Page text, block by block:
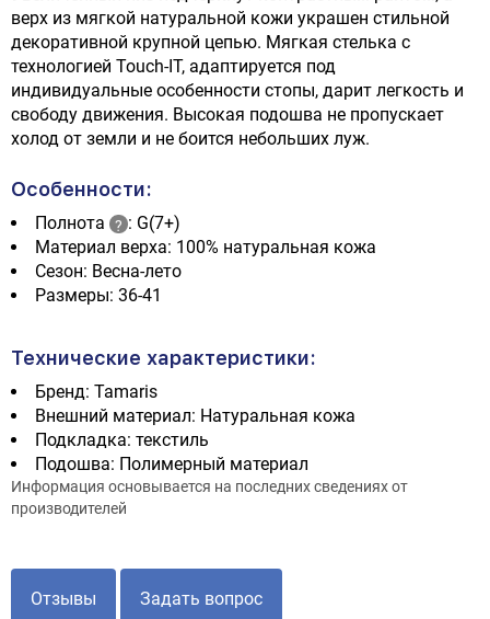
верх из мягкой натуральной кожи украшен стильной
декоративной крупной цепью. Мягкая стелька с
технологией Touch-IT, адаптируется под
индивидуальные особенности стопы, дарит легкость и
свободу движения. Высокая подошва не пропускает
холод от земли и не боится небольших луж.
Особенности:
Полнота
: G(7+)
Материал верха: 100% натуральная кожа
Сезон: Весна-лето
Размеры: 36-41
Технические характеристики:
Бренд: Tamaris
Внешний материал: Натуральная кожа
Подкладка: текстиль
Подошва: Полимерный материал
Информация основывается на последних сведениях от
производителей
Отзывы Задать вопрос